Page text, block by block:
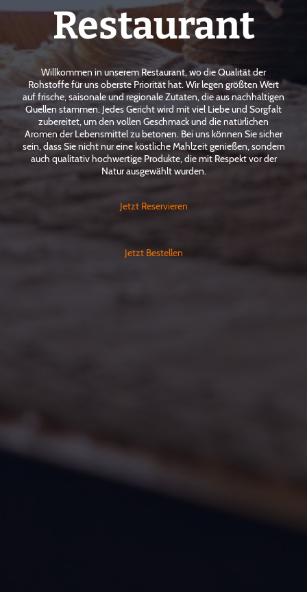
Restaurant
Willkommen in unserem Restaurant, wo die Qualität der
Rohstoffe für uns oberste Priorität hat. Wir legen größten Wert
auf frische, saisonale und regionale Zutaten, die aus nachhaltigen
Quellen stammen. Jedes Gericht wird mit viel Liebe und Sorgfalt
zubereitet, um den vollen Geschmack und die natürlichen
Aromen der Lebensmittel zu betonen. Bei uns können Sie sicher
sein, dass Sie nicht nur eine köstliche Mahlzeit genießen, sondern
auch qualitativ hochwertige Produkte, die mit Respekt vor der
Natur ausgewählt wurden.
Jetzt Reservieren
Jetzt Bestellen